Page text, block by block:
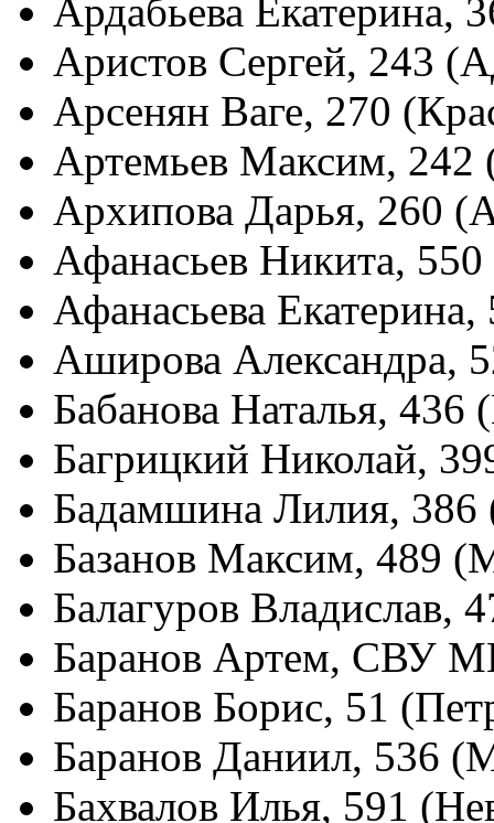
Ардабьева Екатерина,
Аристов Сергей, 243
Арсенян Ваге, 270
Артемьев Максим, 242
Архипова Дарья, 260
Афанасьев Никита,
Афанасьева
Аширова Александра,
Бабанова Наталья,
Багрицкий Николай,
Бадамшина Лилия, 386
Базанов Максим, 489
Балагуров Владислав,
Баранов Артем, СВУ
Баранов Борис, 51
Баранов Даниил, 536
Бахвалов Илья, 591